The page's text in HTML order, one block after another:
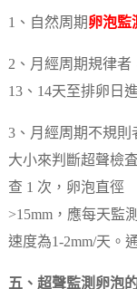
1、自然周期卵泡監
2、月經周期規律者
13、14天至排卵日
3、月經周期不規
大小來判斷超聲檢
查 1 次，卵泡直徑
>15mm，應每天監
速度為1-2mm/天。
五、超聲監測卵泡